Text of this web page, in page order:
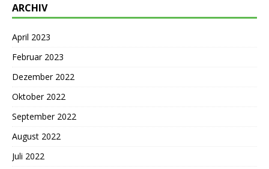
ARCHIV
April 2023
Februar 2023
Dezember 2022
Oktober 2022
September 2022
August 2022
Juli 2022